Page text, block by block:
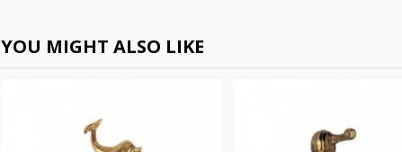
YOU MIGHT ALSO LIKE